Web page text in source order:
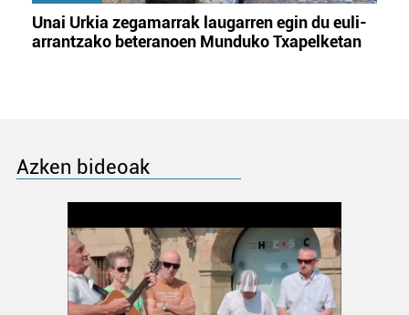
Unai Urkia zegamarrak laugarren egin du euli-
arrantzako beteranoen Munduko Txapelketan
Azken bideoak